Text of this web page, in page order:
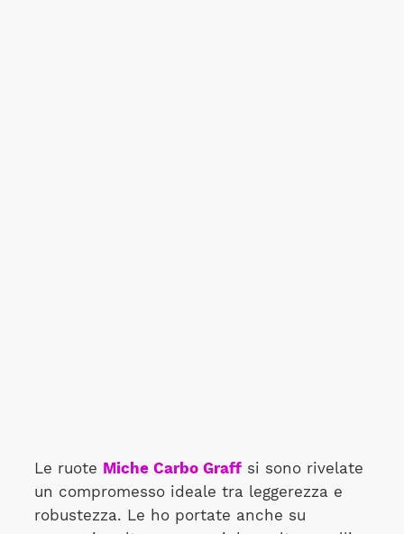
Le ruote Miche Carbo Graff si sono rivelate
un compromesso ideale tra leggerezza e
robustezza. Le ho portate anche su